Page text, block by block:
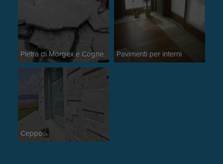
Pietra di Morgex e Cogne Pavimenti per interni
Ceppo